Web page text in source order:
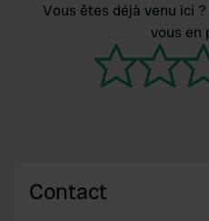
Vous êtes déjà venu ici
vous en
Contact